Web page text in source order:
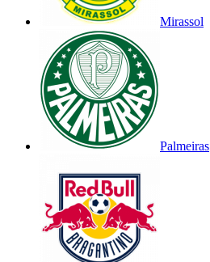
Mirassol
Palmeiras